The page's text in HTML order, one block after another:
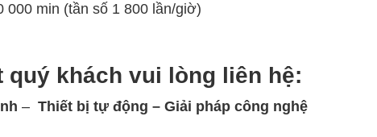
000 min (tần số 1 800 lần/giờ)
quý khách vui lòng liên hệ:
– Thiết bị tự động – Giải pháp công nghệ